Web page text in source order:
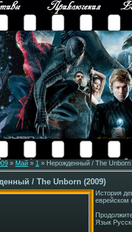
» Май » 1 » Нерожденный / The Unborn
/ The Unborn (2009)
История
еврейском
Язык